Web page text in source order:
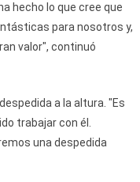
hecho lo que cree que
para nosotros y,
valor", continuó
a la altura. "Es
trabajar con él.
una despedida